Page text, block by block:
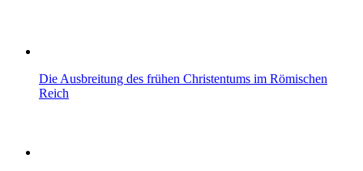
Die Ausbreitung des frühen Christentums im Römischen
Reich